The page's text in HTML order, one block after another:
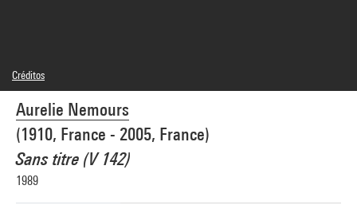
Aurelie Nemours
(1910, France - 2005, France)
Sans titre (V 142)
1989
Créditos
© Adagp, Paris
Créditos fotográficos : Centre Pompidou, MNAM-CCI/Jean-Claude Planchet/Dist.
GrandPalaisRmn
Referencia de la imagen : 4F51168 [2003 CX 1155]